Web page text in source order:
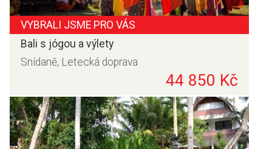
VYBRALI JSME PRO VÁS
Bali s jógou a výlety
Snídaně, Letecká doprava
44 850 Kč